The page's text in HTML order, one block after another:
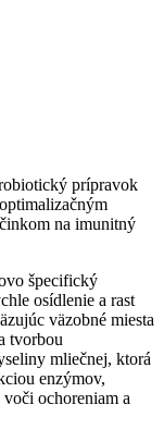
prípravok
na imunitný
špecifický
osídlenie a rast
väzobné miesta
tvorbou
mliečnej, ktorá
enzýmov,
ochoreniam a